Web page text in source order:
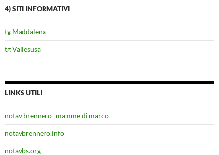
4) SITI INFORMATIVI
tg Maddalena
tg Vallesusa
LINKS UTILI
notav brennero- mamme di marco
notavbrennero.info
notavbs.org